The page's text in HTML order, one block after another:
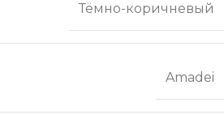
Тёмно-коричневый
Amadei